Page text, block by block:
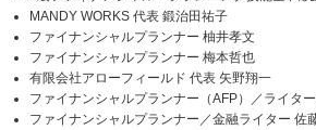
MANDY WORKS 代表 鍛治田祐子
ファイナンシャルプランナー 柚井孝文
ファイナンシャルプランナー 梅本哲也
有限会社アローフィールド 代表 矢野翔一
ファイナンシャルプランナー（AFP）／ライタ
ファイナンシャルプランナー／金融ライター 佐